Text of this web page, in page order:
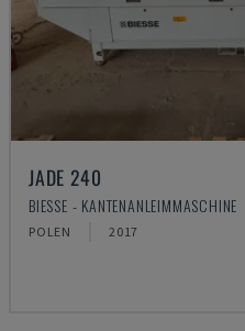
JADE 240
BIESSE - KANTENANLEIMMASCHINE
POLEN 2017